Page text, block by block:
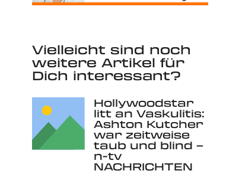
Vielleicht sind noch
weitere Artikel für
Dich interessant?
Hollywoodstar
litt an Vaskulitis:
Ashton Kutcher
war zeitweise
taub und blind –
n-tv
NACHRICHTEN